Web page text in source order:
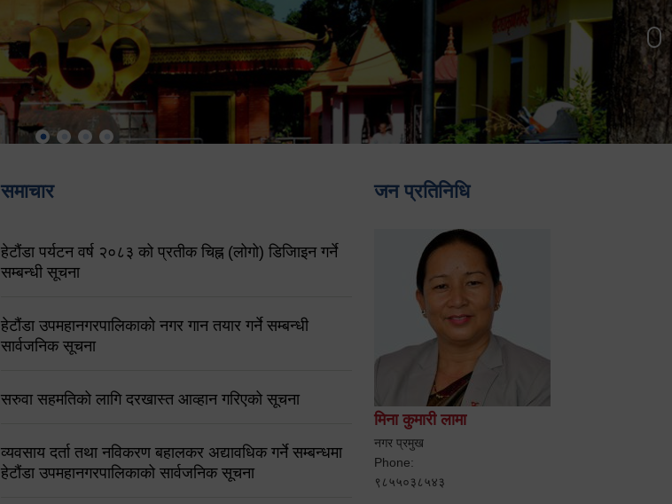
समाचार
हेटौंडा पर्यटन वर्ष २०८३ को प्रतीक चिह्न (लोगो) डिजिाइन गर्ने
सम्बन्धी सूचना
हेटौंडा उपमहानगरपालिकाको नगर गान तयार गर्ने सम्बन्धी
सार्वजनिक सूचना
सरुवा सहमतिको लागि दरखास्त आव्हान गरिएको सूचना
व्यवसाय दर्ता तथा नविकरण बहालकर अद्यावधिक गर्ने सम्बन्धमा
हेटौंडा उपमहानगरपालिकाको सार्वजनिक सूचना
जन प्रतिनिधि
मिना कुमारी लामा
नगर प्रमुख
Phone:
९८५५०३८५४३